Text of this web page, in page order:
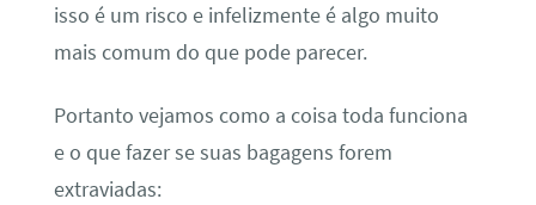
isso é um risco e infelizmente é algo muito
mais comum do que pode parecer.
Portanto vejamos como a coisa toda funciona
e o que fazer se suas bagagens forem
extraviadas: